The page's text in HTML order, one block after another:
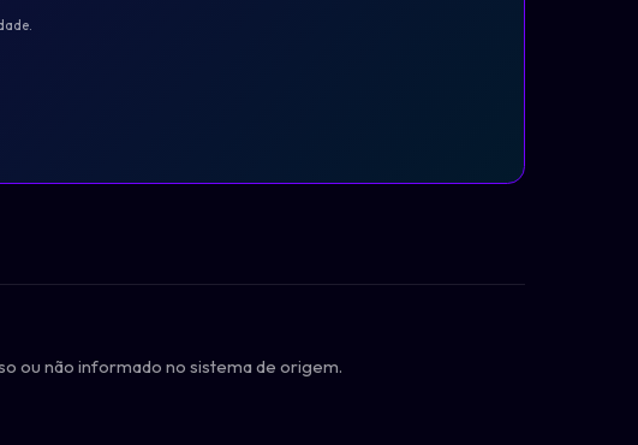
ou não informado no sistema de origem.